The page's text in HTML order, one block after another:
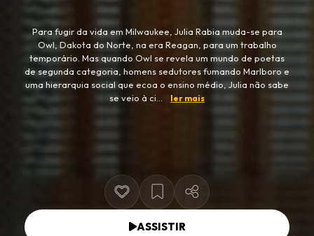
Para fugir da vida em Milwaukee, Julia Rabia muda-se para
Owl, Dakota do Norte, na era Reagan, para um trabalho
temporário. Mas quando Owl se revela um mundo de poetas
de segunda categoria, homens sedutores fumando Marlboro e
uma hierarquia social que ecoa o ensino médio, Julia não sabe
se veio à ci...
ler mais
ASSISTIR